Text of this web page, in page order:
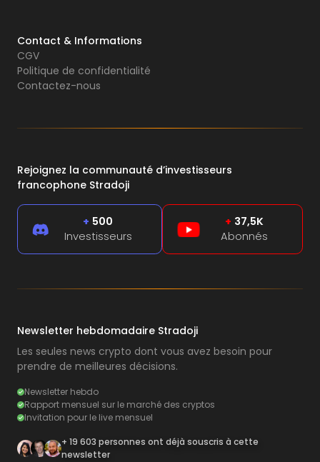
Contact & Informations
CGV
Politique de confidentialité
Contactez-nous
Rejoignez la communauté d’investisseurs
francophone Stradoji
+ 500
Investisseurs
+ 37,5K
Abonnés
Newsletter hebdomadaire Stradoji
Les seules news crypto dont vous avez besoin pour
prendre de meilleures décisions.
Newsletter hebdo
Rapport mensuel sur le marché des cryptos
Invitation pour le live mensuel
+ 19 603 personnes ont déjà souscris à cette
newsletter